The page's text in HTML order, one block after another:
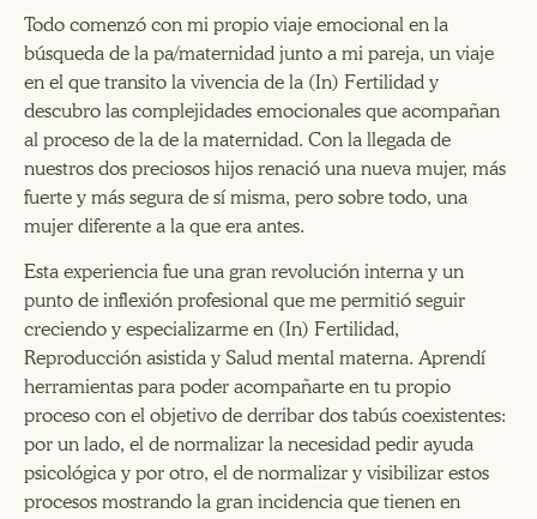
Todo comenzó con mi propio viaje emocional en la
búsqueda de la pa/maternidad junto a mi pareja, un viaje
en el que transito la vivencia de la (In) Fertilidad y
descubro las complejidades emocionales que acompañan
al proceso de la de la maternidad. Con la llegada de
nuestros dos preciosos hijos renació una nueva mujer, más
fuerte y más segura de sí misma, pero sobre todo, una
mujer diferente a la que era antes.
Esta experiencia fue una gran revolución interna y un
punto de inflexión profesional que me permitió seguir
creciendo y especializarme en (In) Fertilidad,
Reproducción asistida y Salud mental materna. Aprendí
herramientas para poder acompañarte en tu propio
proceso con el objetivo de derribar dos tabús coexistentes:
por un lado, el de normalizar la necesidad pedir ayuda
psicológica y por otro, el de normalizar y visibilizar estos
procesos mostrando la gran incidencia que tienen en